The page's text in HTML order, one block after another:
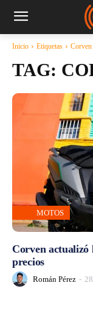
Inicio Etiquetas
TAG:
MOTOS
Corven actualizó
precios
Román Pérez -